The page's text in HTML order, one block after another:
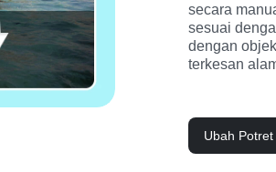
secara
sesuai
dengan
terkesan
Ubah